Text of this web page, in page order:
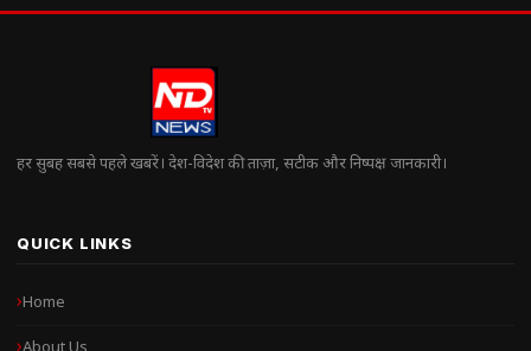
हर सुबह सबसे पहले खबरें। देश-विदेश की ताज़ा, सटीक और निष्पक्ष जानकारी।
QUICK LINKS
Home